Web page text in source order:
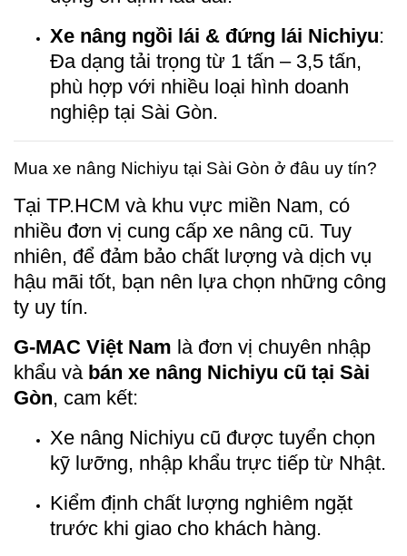
Xe nâng ngồi lái & đứng lái Nichiyu:
Đa dạng tải trọng từ 1 tấn – 3,5 tấn,
phù hợp với nhiều loại hình doanh
nghiệp tại Sài Gòn.
Mua xe nâng Nichiyu tại Sài Gòn ở đâu uy tín?
Tại TP.HCM và khu vực miền Nam, có
nhiều đơn vị cung cấp xe nâng cũ. Tuy
nhiên, để đảm bảo chất lượng và dịch vụ
hậu mãi tốt, bạn nên lựa chọn những công
ty uy tín.
G-MAC Việt Nam là đơn vị chuyên nhập
khẩu và bán xe nâng Nichiyu cũ tại Sài
Gòn, cam kết:
Xe nâng Nichiyu cũ được tuyển chọn
kỹ lưỡng, nhập khẩu trực tiếp từ Nhật.
Kiểm định chất lượng nghiêm ngặt
trước khi giao cho khách hàng.